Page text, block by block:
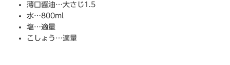
薄口醤油…大さじ1.5
水…800ml
塩…適量
こしょう…適量